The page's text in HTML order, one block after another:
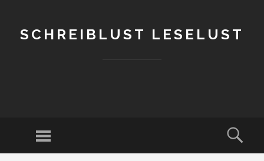
SCHREIBLUST LESELUST
Menu